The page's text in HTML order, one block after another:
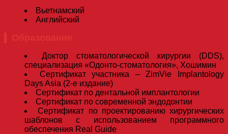
Вьетнамский
Английский
Доктор стоматологической хирургии (DDS),
специализация «Одонто-стоматология», Хошимин
Сертификат участника – ZimVie Implantology
Days Asia (2-е издание)
Сертификат по дентальной имплантологии
Сертификат по современной эндодонтии
Сертификат по проектированию хирургических
шаблонов с использованием программного
обеспечения Real Guide